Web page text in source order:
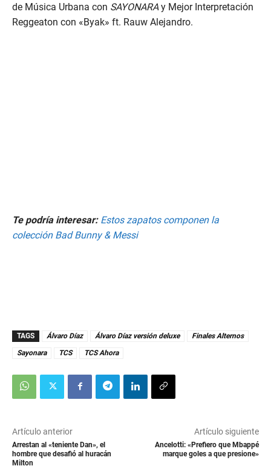
de Música Urbana con SAYONARAy Mejor Interpretación
Reggeaton con «Byak» ft. Rauw Alejandro.
Te podría interesar: Estos zapatos componen la
colección Bad Bunny & Messi
TAGS Álvaro Díaz Álvaro Díaz versión deluxe
Finales Alternos
Sayonara
TCS TCS Ahora
Artículo anterior
Arrestan al «teniente Dan», el
hombre que desafió al huracán
Milton
Artículo siguiente
Ancelotti: «Prefiero que Mbappé
marque goles a que presione»